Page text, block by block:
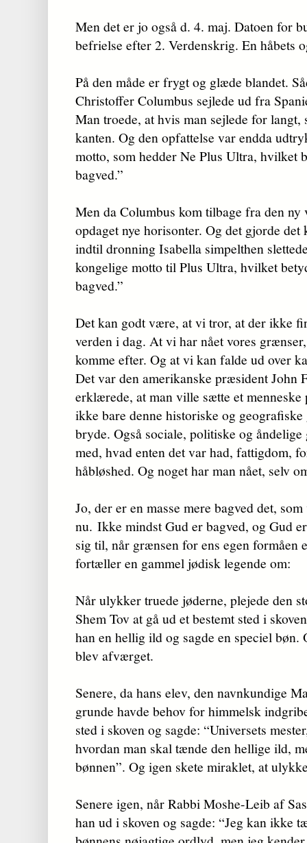
Men det er jo også d. 4. maj. Datoen for
befrielse efter 2. Verdenskrig. En håbets
På den måde er frygt og glæde blandet.
Christoffer Columbus sejlede ud fra
Man troede, at hvis man sejlede for langt,
kanten. Og den opfattelse var endda
motto, som hedder Ne Plus Ultra, hvilket
bagved.”
Men da Columbus kom tilbage fra den ny
opdaget nye horisonter. Og det gjorde
indtil dronning Isabella simpelthen
kongelige motto til Plus Ultra, hvilket
bagved.”
Det kan godt være, at vi tror, at der ikke
verden i dag. At vi har nået vores
komme efter. Og at vi kan falde ud over
Det var den amerikanske præsident John
erklærede, at man ville sætte et
ikke bare denne historiske og
bryde. Også sociale, politiske og
med, hvad enten det var had, fattigdom,
håbløshed. Og noget har man nået, selv
Jo, der er en masse mere bagved det,
nu. Ikke mindst Gud er bagved, og Gud
sig til, når grænsen for ens egen formåen
fortæller en gammel jødisk legende om:
Når ulykker truede jøderne, plejede den
Shem Tov at gå ud et bestemt sted i
han en hellig ild og sagde en speciel
blev afværget.
Senere, da hans elev, den navnkundige
grunde havde behov for himmelsk
sted i skoven og sagde: “Universets
hvordan man skal tænde den hellige ild,
bønnen”. Og igen skete miraklet, at
Senere igen, når Rabbi Moshe-Leib af
han ud i skoven og sagde: “Jeg kan ikke